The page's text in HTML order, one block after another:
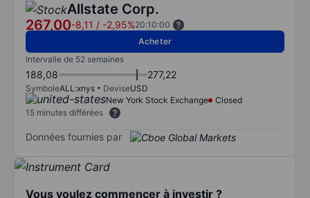
Allstate Corp.
267,00-8,11 / -2,95%20:10:00
Acheter
Intervalle de 52 semaines
188,08 277,22
SymboleALL:xnys DeviseUSD
New York Stock Exchange
Closed
15 minutes différées
Données fournies par
Vous voulez commencer à investir ?